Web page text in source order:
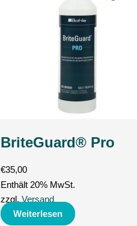
BriteGuard® Pro
€35,00
Enthält 20% MwSt.
zzgl. Versand
Weiterlesen